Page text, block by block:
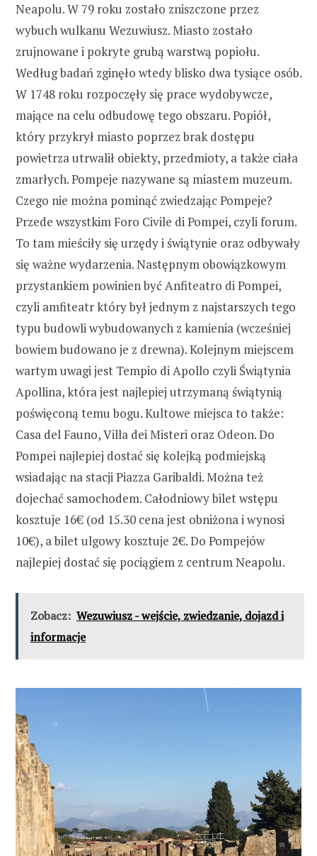
Neapolu. W 79 roku zostało zniszczone przez
wybuch wulkanu Wezuwiusz. Miasto zostało
zrujnowane i pokryte grubą warstwą popiołu.
Według badań zginęło wtedy blisko dwa tysiące osób.
W 1748 roku rozpoczęły się prace wydobywcze,
mające na celu odbudowę tego obszaru. Popiół,
który przykrył miasto poprzez brak dostępu
powietrza utrwalił obiekty, przedmioty, a także ciała
zmarłych. Pompeje nazywane są miastem muzeum.
Czego nie można pominąć zwiedzając Pompeje?
Przede wszystkim Foro Civile di Pompei, czyli forum.
To tam mieściły się urzędy i świątynie oraz odbywały
się ważne wydarzenia. Następnym obowiązkowym
przystankiem powinien być Anfiteatro di Pompei,
czyli amfiteatr który był jednym z najstarszych tego
typu budowli wybudowanych z kamienia (wcześniej
bowiem budowano je z drewna). Kolejnym miejscem
wartym uwagi jest Tempio di Apollo czyli Świątynia
Apollina, która jest najlepiej utrzymaną świątynią
poświęconą temu bogu. Kultowe miejsca to także:
Casa del Fauno, Villa dei Misteri oraz Odeon. Do
Pompei najlepiej dostać się kolejką podmiejską
wsiadając na stacji Piazza Garibaldi. Można też
dojechać samochodem. Całodniowy bilet wstępu
kosztuje 16€ (od 15.30 cena jest obniżona i wynosi
10€), a bilet ulgowy kosztuje 2€. Do Pompejów
najlepiej dostać się pociągiem z centrum Neapolu.
Zobacz: Wezuwiusz - wejście, zwiedzanie, dojazd i
informacje